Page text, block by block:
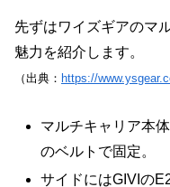
先ずはワイズギアのマ
魅力を紹介します。
（出典： https://
マルチキャリア本
のベルトで固定。
サイドにはGIVIの